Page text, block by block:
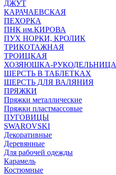
ДЖУТ
КАРАЧАЕВСКАЯ
ПЕХОРКА
ПНК им.КИРОВА
ПУХ НОРКИ, КРОЛИК
ТРИКОТАЖНАЯ
ТРОИЦКАЯ
ХОЗЯЮШКА-РУКОДЕЛЬНИЦА
ШЕРСТЬ В ТАБЛЕТКАХ
ШЕРСТЬ ДЛЯ ВАЛЯНИЯ
ПРЯЖКИ
Пряжки металлические
Пряжки пластмассовые
ПУГОВИЦЫ
SWAROVSKI
Декоративные
Деревянные
Для рабочей одежды
Карамель
Костюмные